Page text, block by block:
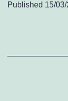
Published 15/